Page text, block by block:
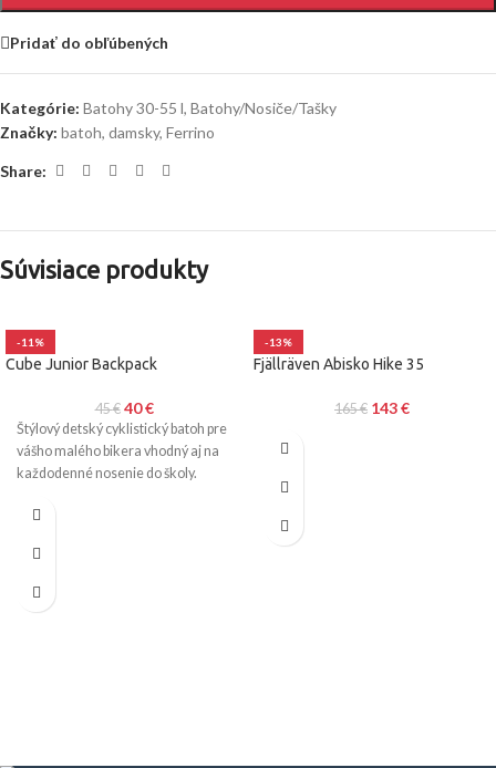
Pridať do obľúbených
Kategórie: Batohy 30-55 l, Batohy/Nosiče/Tašky
Značky: batoh, damsky, Ferrino
Share:
Súvisiace produkty
-11%
Cube Junior Backpack
45€ 40€
Štýlový detský cyklistický batoh pre
vášho malého bikera vhodný aj na
každodenné nosenie do školy.
-13%
Fjällräven Abisko Hike 35
165€ 143€